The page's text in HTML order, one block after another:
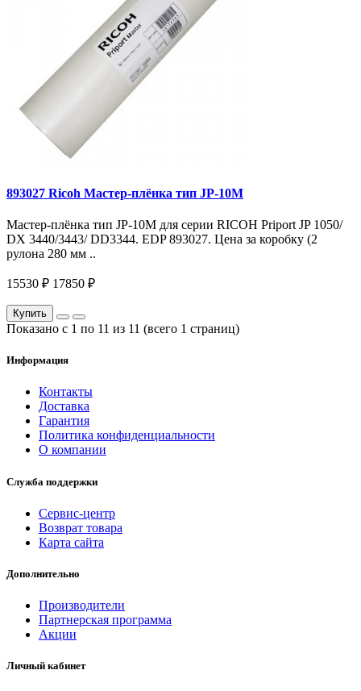
893027 Ricoh Мастер-плёнка тип JP-10M
Мастер-плёнка тип JP-10M для серии RICOH Priport JP 1050/
DX 3440/3443/ DD3344. EDP 893027. Цена за коробку (2
рулона 280 мм ..
15530 ₽ 17850 ₽
Купить
Показано с 1 по 11 из 11 (всего 1 страниц)
Информация
Контакты
Доставка
Гарантия
Политика конфиденциальности
О компании
Служба поддержки
Сервис-центр
Возврат товара
Карта сайта
Дополнительно
Производители
Партнерская программа
Акции
Личный кабинет